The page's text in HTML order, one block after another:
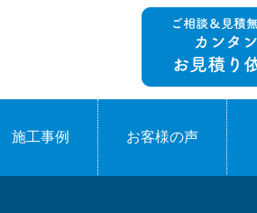
施工事例 お客様の声